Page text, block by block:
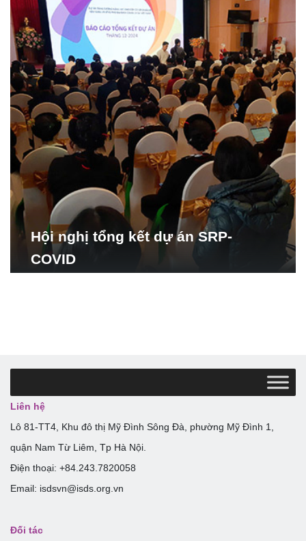
Hội nghị tổng kết dự án SRP-
COVID
Liên hệ
Lô 81-TT4, Khu đô thị Mỹ Đình Sông Đà, phường Mỹ Đình 1,
quận Nam Từ Liêm, Tp Hà Nội.
Điện thoại: +84.243.7820058
Email: isdsvn@isds.org.vn
Đối tác